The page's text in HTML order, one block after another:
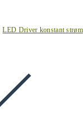
LED Driver konstant strøm